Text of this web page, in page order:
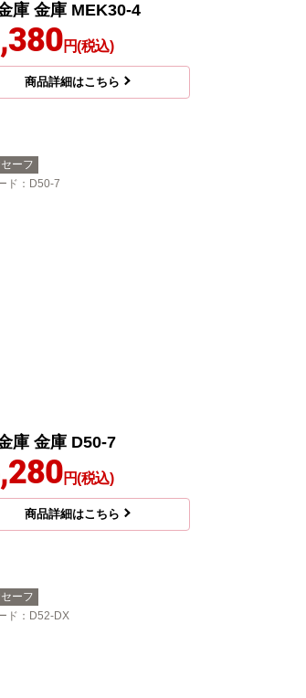
庫 金庫 MEK30-4
円(税込)
商品詳細はこちら
ーフ
ド ：D50-7
庫 金庫 D50-7
円(税込)
商品詳細はこちら
ーフ
ド ：D52-DX